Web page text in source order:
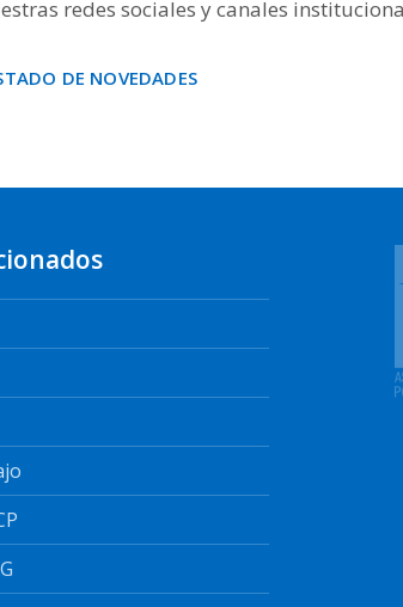
redes sociales y canales
DE NOVEDADES